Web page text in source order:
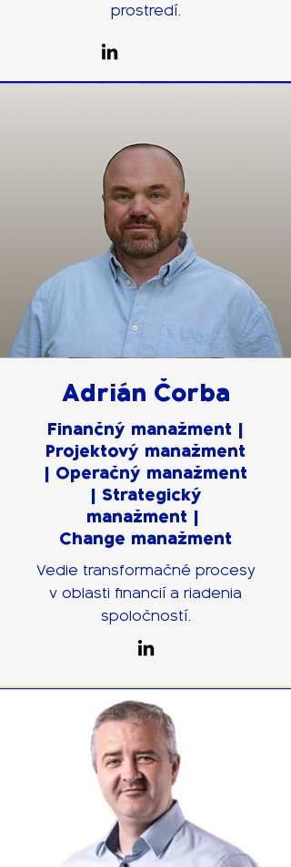
prostredí.
Adrián Čorba
Finančný manažment |
Projektový manažment
| Operačný manažment
| Strategický
manažment |
Change manažment
Vedie transformačné procesy
v oblasti financií a riadenia
spoločností.